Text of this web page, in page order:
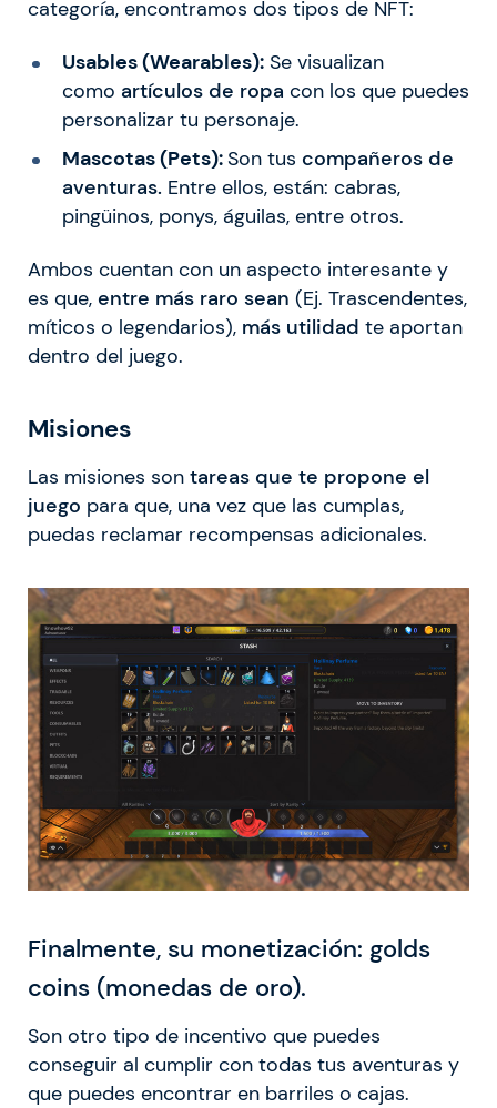
categoría, encontramos dos tipos de NFT:
Usables (Wearables):Se visualizan
como artículos de ropa con los que puedes
personalizar tu personaje.
Mascotas (Pets):Son tus compañeros de
aventuras. Entre ellos, están: cabras,
pingüinos, ponys, águilas, entre otros.
Ambos cuentan con un aspecto interesante y
es que, entre más raro sean (Ej. Trascendentes,
míticos o legendarios), más utilidad te aportan
dentro del juego.
Misiones
Las misiones son tareas que te propone el
juego para que, una vez que las cumplas,
puedas reclamar recompensas adicionales.
Finalmente, su monetización: golds
coins (monedas de oro).
Son otro tipo de incentivo que puedes
conseguir al cumplir con todas tus aventuras y
que puedes encontrar en barriles o cajas.